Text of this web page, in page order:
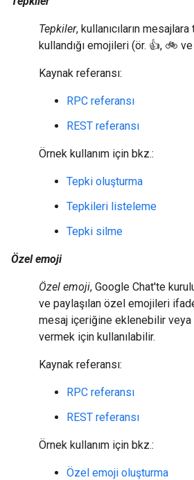
Tepkiler, kullanıcıların
kullandığı emojileri (ör. 👍, 🚲
Kaynak referansı:
RPC referansı
REST referansı
Örnek kullanım için bkz.:
Tepki oluşturma
Tepkileri listeleme
Tepki silme
Özel emoji
Özel emoji, Google Chat'te
ve paylaşılan özel emojileri
mesaj içeriğine eklenebilir
vermek için kullanılabilir.
Kaynak referansı:
RPC referansı
REST referansı
Örnek kullanım için bkz.:
Özel emoji oluşturma